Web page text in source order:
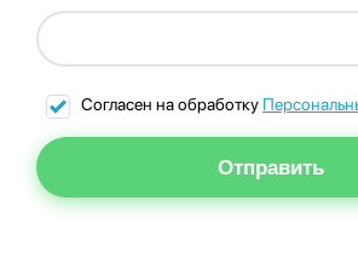
Согласен на обработку
Отправить